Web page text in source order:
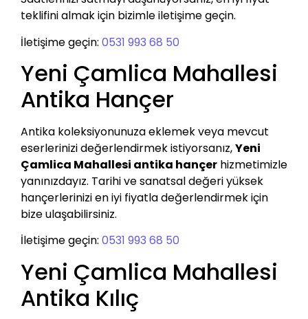
teklifini almak için bizimle iletişime geçin.
İletişime geçin: 0531 993 68 50
Yeni Çamlica Mahallesi
Antika Hançer
Antika koleksiyonunuza eklemek veya mevcut
eserlerinizi değerlendirmek istiyorsanız,Yeni
Çamlica Mahallesi antika hançer hizmetimizle
yanınızdayız. Tarihi ve sanatsal değeri yüksek
hançerlerinizi en iyi fiyatla değerlendirmek için
bize ulaşabilirsiniz.
İletişime geçin: 0531 993 68 50
Yeni Çamlica Mahallesi
Antika Kılıç